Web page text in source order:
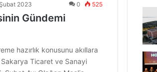
2023 0 525
Gündemi
hazırlık konusunu akıllara
Sakarya Ticaret ve Sanayi